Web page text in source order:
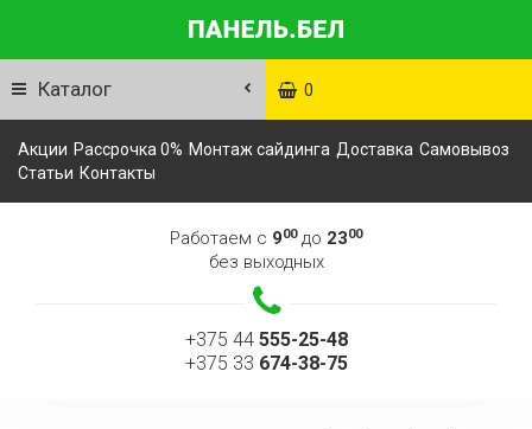
Каталог 0
Акции Рассрочка 0% Монтаж сайдинга Доставка Самовывоз
Статьи Контакты
Работаем с 900до 2300
без выходных
+375 44 555-25-48
+375 33 674-38-75